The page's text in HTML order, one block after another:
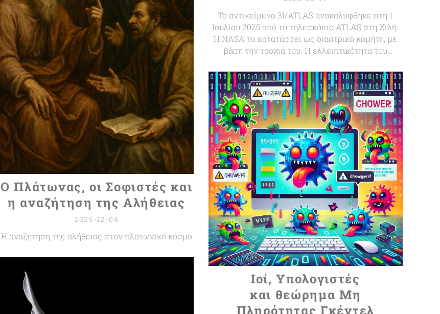
Ο Πλάτωνας, οι Σοφιστές και
η αναζήτηση της Αλήθειας
2025-12-04
Η αναζήτηση της αλήθειας στον πλατωνικό κόσμο
Το αντικείμενο 3I/ATLAS ανακαλύφθηκε στη 1
Ιουλίου 2025 από το τηλεσκόπιο ATLAS στη Χιλή.
Η NASA το κατατάσσει ως διαστρικό κομήτη, με
βάση την τροχιά του. Η ελλειπτικότητα του
μεγαλύτερη του 1, γεγονός που σημαίνει ότι δεν
είναι βαρυτικά δεσμευμένο στον Ήλιο.
Σύμφωνα με επίσημη ανακοίνωση της NASA, ο
3I/ATLAS...
Ιοί, Υπολογιστές
και θεώρημα Μη
Πληρότητας Γκέντελ